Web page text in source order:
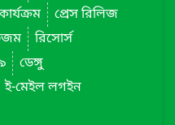
প্রেস রিলিজ
রিসোর্স
ডেঙ্গু
ই-মেইল লগইন